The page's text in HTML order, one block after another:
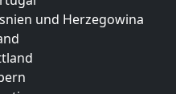
und Herzegowina